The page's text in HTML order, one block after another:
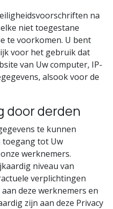
na
niet toegestane
te voorkomen. U bent
voor het gebruik dat
van Uw computer, IP-
alsook voor de
door derden
te kunnen
toegang tot Uw
werknemers.
niveau van
verplichtingen
deze werknemers en
zijn aan deze Privacy